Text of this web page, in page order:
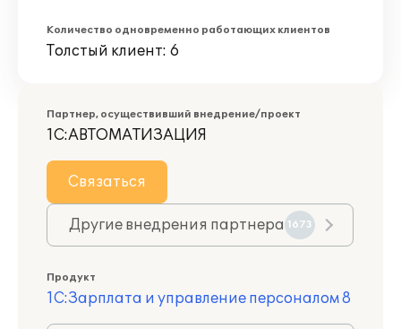
Количество одновременно работающих клиентов
Толстый клиент: 6
Партнер, осуществивший внедрение/проект
1С:АВТОМАТИЗАЦИЯ
Связаться
Другие внедрения партнера 1673
Продукт
1С:Зарплата и управление персоналом 8